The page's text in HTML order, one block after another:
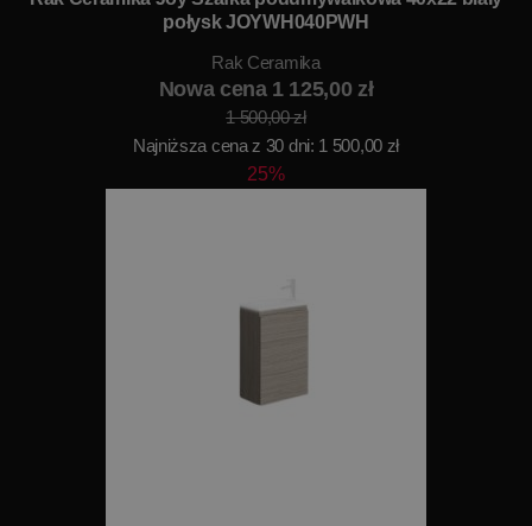
połysk JOYWH040PWH
Rak Ceramika
Nowa cena 1 125,00 zł
1 500,00 zł
Najniższa cena z 30 dni: 1 500,00 zł
25%